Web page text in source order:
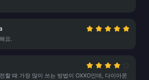
요.
할 때 가장 많이 쓰는 방법이 OXXO인데, 다이아몬